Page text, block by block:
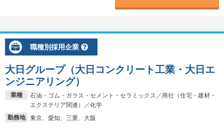
職種別採用企業
業種
石油・ゴム・ガラス・セメント・セラミックス／商社（住宅・建材・
エクステリア関連）／化学
勤務地
東京、愛知、三重、大阪
大日グループ（大日コンクリート工業・大日エ
ンジニアリング）